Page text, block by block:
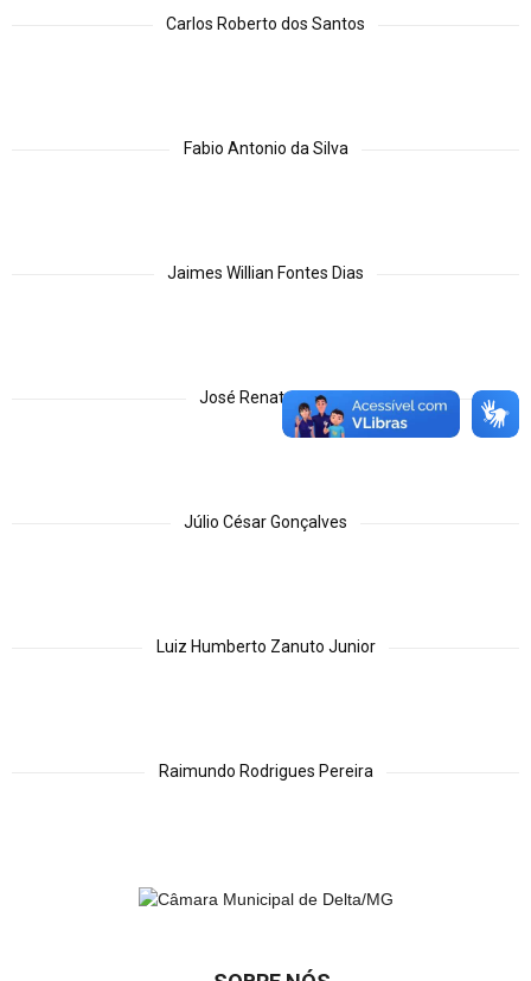
Carlos Roberto dos Santos
Fabio Antonio da Silva
Jaimes Willian Fontes Dias
José Renato Elias
Júlio César Gonçalves
Luiz Humberto Zanuto Junior
Raimundo Rodrigues Pereira